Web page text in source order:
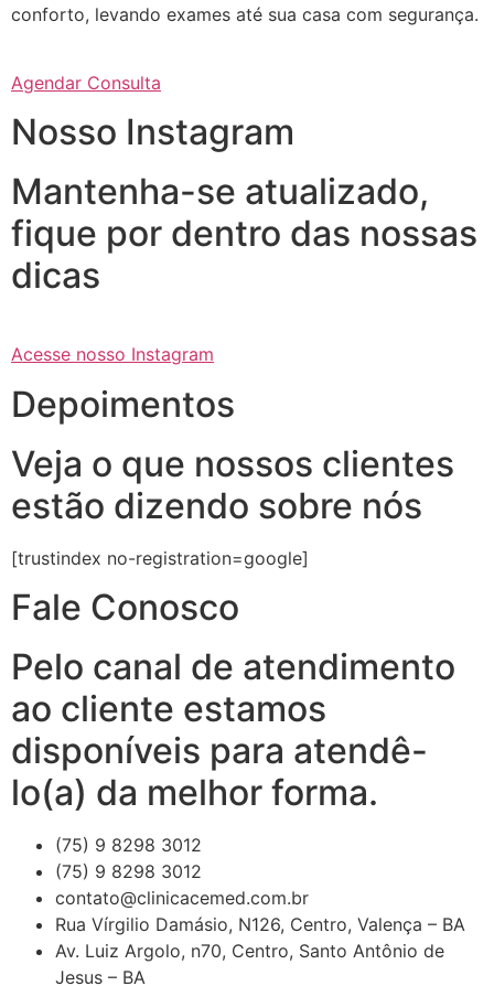
conforto, levando exames até sua casa com segurança.
Agendar Consulta
Nosso Instagram
Mantenha-se atualizado,
fique por dentro das nossas
dicas
Acesse nosso Instagram
Depoimentos
Veja o que nossos clientes
estão dizendo sobre nós
[trustindex no-registration=google]
Fale Conosco
Pelo canal de atendimento
ao cliente estamos
disponíveis para atendê-
lo(a) da melhor forma.
(75) 9 8298 3012
(75) 9 8298 3012
contato@clinicacemed.com.br
Rua Vírgilio Damásio, N126, Centro, Valença – BA
Av. Luiz Argolo, n70, Centro, Santo Antônio de
Jesus – BA